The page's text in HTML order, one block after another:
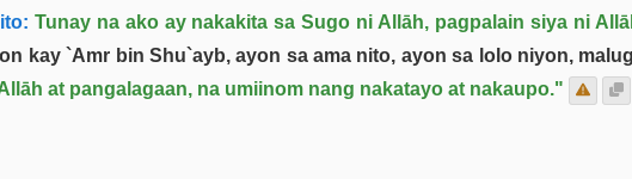
Tunay na ako ay nakakita sa Sugo ni Allāh, pagpalain siya ni
kay `Amr bin Shu`ayb, ayon sa ama nito, ayon sa lolo niyon,
at pangalagaan, na umiinom nang nakatayo at nakaupo."